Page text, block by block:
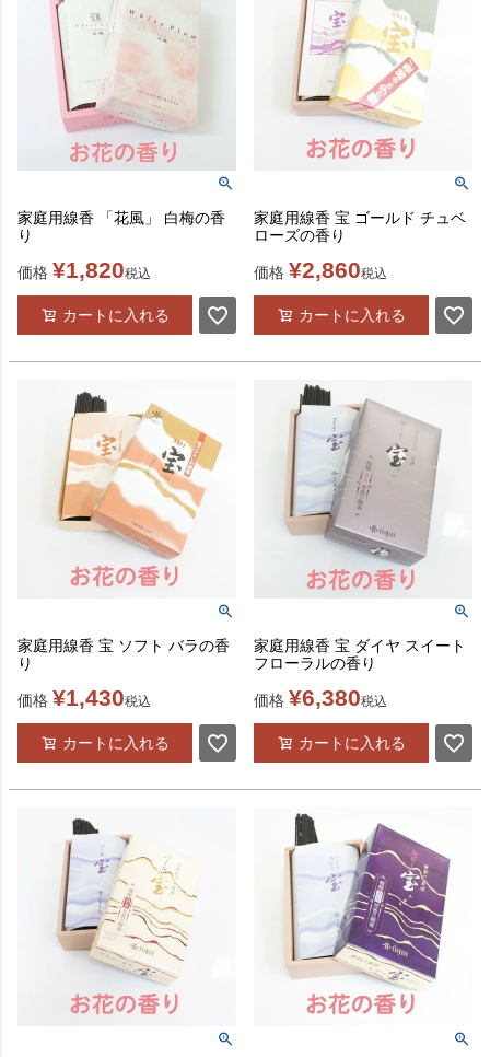
家庭用線香 「花風」 白梅の香
り
価格 ¥1,820税込
カートに入れる
家庭用線香 宝 ゴールド チュベ
ローズの香り
価格 ¥2,860税込
カートに入れる
家庭用線香 宝 ソフト バラの香
り
価格 ¥1,430税込
カートに入れる
家庭用線香 宝 ダイヤ スイート
フローラルの香り
価格 ¥6,380税込
カートに入れる